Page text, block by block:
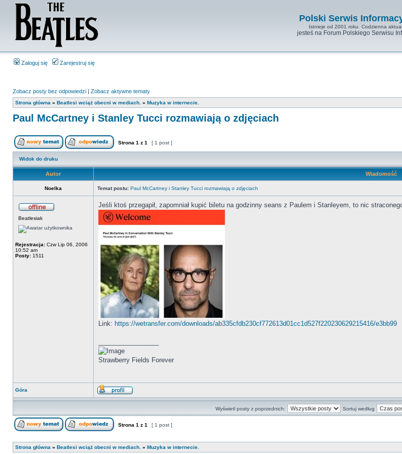
Polski Serwis
Istnieje od 2001 roku. Codzienna
jesteś na Forum Polskiego Serwisu
Zaloguj się Zarejestruj się
Zobacz posty bez odpowiedzi | Zobacz aktywne tematy
Strona główna » Beatlesi wciąż obecni w mediach. » Muzyka w internecie.
Paul McCartney i Stanley Tucci rozmawiają o zdjęciach
Strona 1 z 1 [ 1 post ]
Widok do druku
Autor Wiadomość
Noelka Temat postu: Paul McCartney i Stanley Tucci rozmawiają o zdjęciach
Beatlesiak
Rejestracja: Czw Lip 06, 2006
10:52 am
Posty: 1511
Jeśli ktoś przegapił, zapomniał kupić biletu na godzinny seans z Paulem i Stanleyem, to nic
Link: https://wetransfer.com/downloads/ab335cfdb230cf772613d01cc1d527f220230629215416/e3bb99
Strawberry Fields Forever
Góra
Wyświetl posty z poprzednich: Sortuj według
Strona 1 z 1 [ 1 post ]
Strona główna » Beatlesi wciąż obecni w mediach. » Muzyka w internecie.